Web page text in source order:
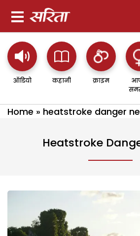
ऑडियो कहानी क्राइम
Home » heatstroke danger
Heatstroke